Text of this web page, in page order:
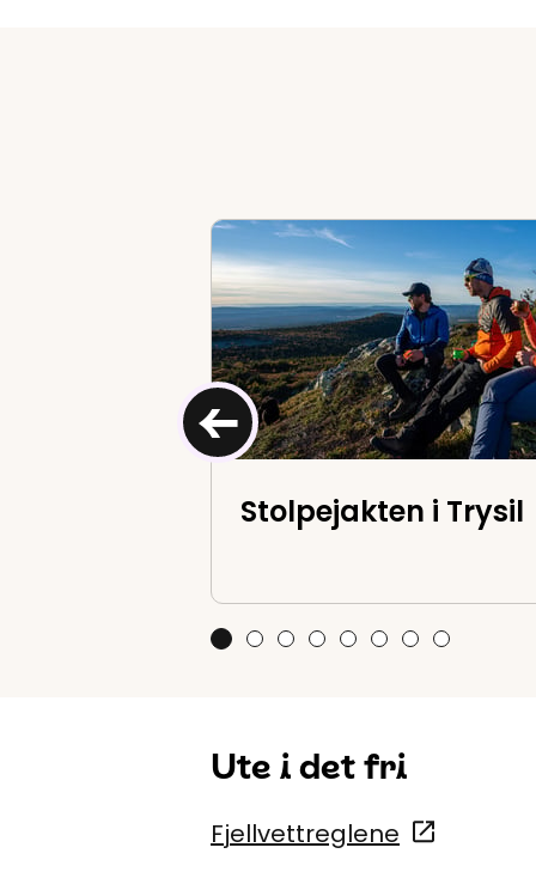
←
Stolpejakten i Trysil
Stolpejakten i Trysil
Stolpejakten i Trysil
Fulufjellsrøya
Skagsvola
Fulufjellet
Jaspisbruddet
Pilegrimsleden
Dagsturhytta
Stolpejakt
Ute i det fri
Fjellvettreglene